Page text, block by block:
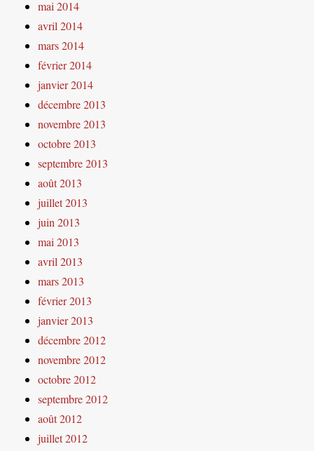
mai 2014
avril 2014
mars 2014
février 2014
janvier 2014
décembre 2013
novembre 2013
octobre 2013
septembre 2013
août 2013
juillet 2013
juin 2013
mai 2013
avril 2013
mars 2013
février 2013
janvier 2013
décembre 2012
novembre 2012
octobre 2012
septembre 2012
août 2012
juillet 2012